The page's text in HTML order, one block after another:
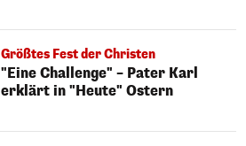
Größtes Fest der Christen
"Eine Challenge" – Pater Karl
erklärt in "Heute" Ostern